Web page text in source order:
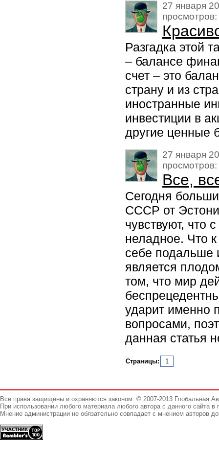
27 января
Разгадка этой
– балансе
счет – это
страну и из
иностранные
инвестиции в
другие ценные
27 января
Все,
Сегодня
СССР от
чувствуют, что
неладное. Что
себе подальше
является
том, что мир
ударит именно
вопросами,
данная статья
Страницы: 1
Все права защищены и охраняются законом. © 2007-2013 Глобальная
При использовании любого материала любого автора с данного сайта
Мнение администрации не обязательно совпадает с мнением авторов